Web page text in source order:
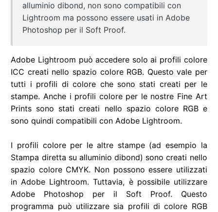
alluminio dibond, non sono compatibili con
Lightroom ma possono essere usati in Adobe
Photoshop per il Soft Proof.
Adobe Lightroom può accedere solo ai profili colore
ICC creati nello spazio colore RGB. Questo vale per
tutti i profili di colore che sono stati creati per le
stampe. Anche i profili colore per le nostre Fine Art
Prints sono stati creati nello spazio colore RGB e
sono quindi compatibili con Adobe Lightroom.
I profili colore per le altre stampe (ad esempio la
Stampa diretta su alluminio dibond) sono creati nello
spazio colore CMYK. Non possono essere utilizzati
in Adobe Lightroom. Tuttavia, è possibile utilizzare
Adobe Photoshop per il Soft Proof. Questo
programma può utilizzare sia profili di colore RGB